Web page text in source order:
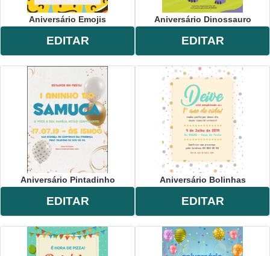
Aniversário Emojis
EDITAR
Aniversário Dinossauro
EDITAR
Aniversário Pintadinho
EDITAR
Aniversário Bolinhas
EDITAR